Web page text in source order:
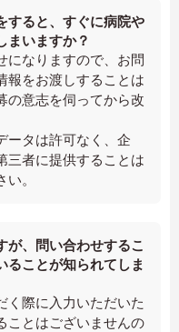
すると、すぐに病院や
まいますか？
になりますので、お問
報をお渡しすることは
の意志を伺ってから改
ータは許可なく、企
三者に提供することは
。
が、問い合わせするこ
ることが知られてしま
く際に入力いただいた
ことはございませんの